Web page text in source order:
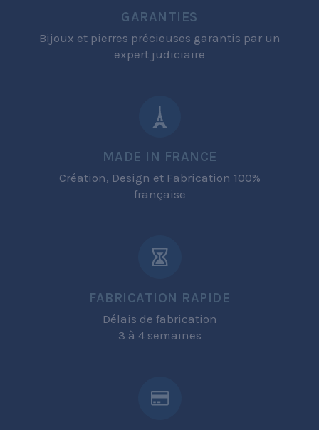
GARANTIES
Bijoux et pierres précieuses garantis par un
expert judiciaire
MADE IN FRANCE
Création, Design et Fabrication 100%
française
FABRICATION RAPIDE
Délais de fabrication
3 à 4 semaines